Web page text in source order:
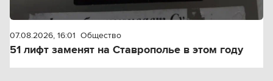
07.08.2026, 16:01 Общество
51 лифт заменят на Ставрополье в этом году